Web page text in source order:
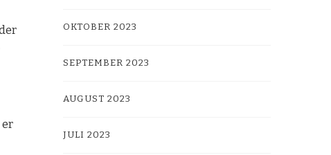
OKTOBER 2023
SEPTEMBER 2023
AUGUST 2023
JULI 2023